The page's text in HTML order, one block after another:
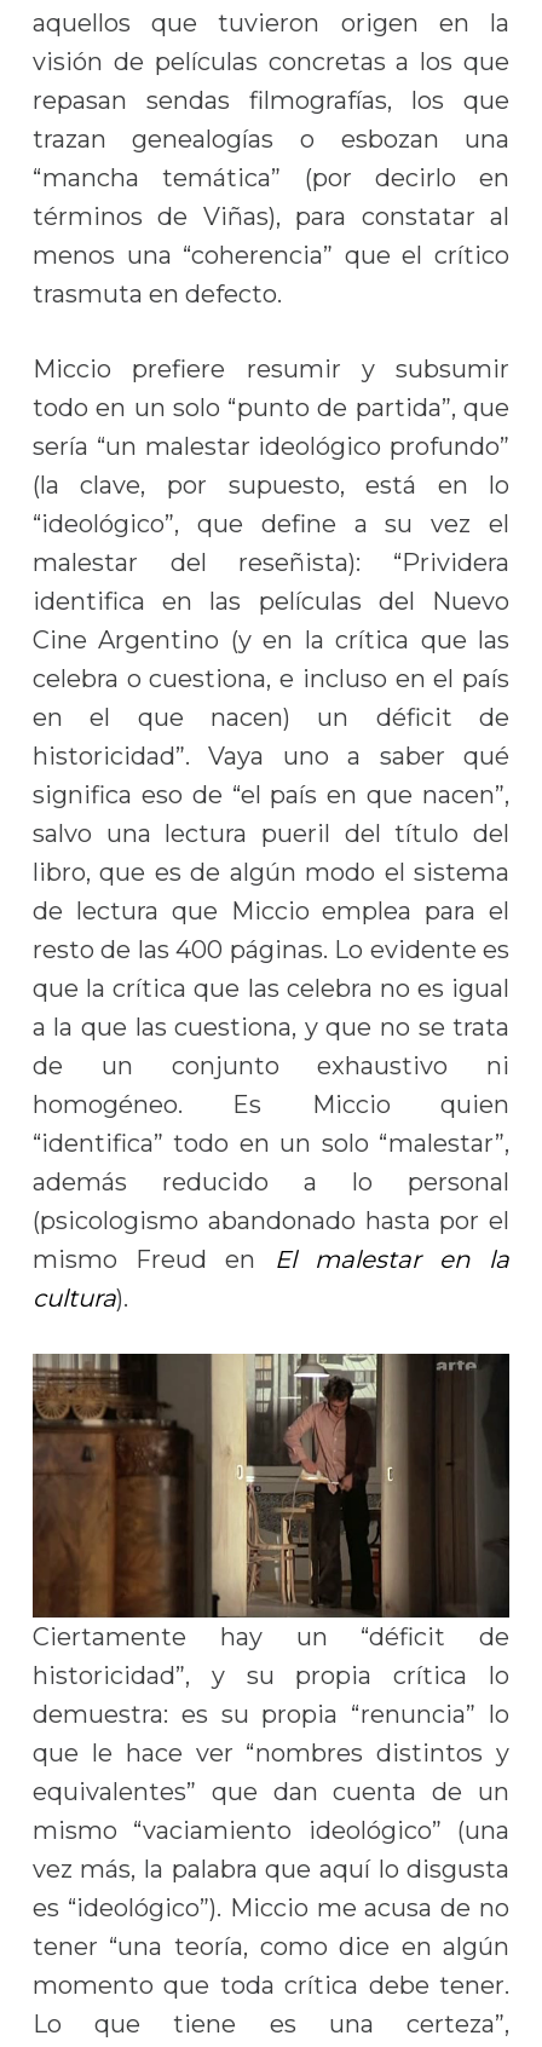
aquellos que tuvieron origen en la
visión de películas concretas a los que
repasan sendas filmografías, los que
trazan genealogías o esbozan una
“mancha temática” (por decirlo en
términos de Viñas), para constatar al
menos una “coherencia” que el crítico
trasmuta en defecto.
Miccio prefiere resumir y subsumir
todo en un solo “punto de partida”, que
sería “un malestar ideológico profundo”
(la clave, por supuesto, está en lo
“ideológico”, que define a su vez el
malestar del reseñista): “Prividera
identifica en las películas del Nuevo
Cine Argentino (y en la crítica que las
celebra o cuestiona, e incluso en el país
en el que nacen) un déficit de
historicidad”. Vaya uno a saber qué
significa eso de “el país en que nacen”,
salvo una lectura pueril del título del
libro, que es de algún modo el sistema
de lectura que Miccio emplea para el
resto de las 400 páginas. Lo evidente es
que la crítica que las celebra no es igual
a la que las cuestiona, y que no se trata
de un conjunto exhaustivo ni
homogéneo. Es Miccio quien
“identifica” todo en un solo “malestar”,
además reducido a lo personal
(psicologismo abandonado hasta por el
mismo Freud en
El malestar en la
cultura).
Ciertamente hay un “déficit de
historicidad”, y su propia crítica lo
demuestra: es su propia “renuncia” lo
que le hace ver “nombres distintos y
equivalentes” que dan cuenta de un
mismo “vaciamiento ideológico” (una
vez más, la palabra que aquí lo disgusta
es “ideológico”). Miccio me acusa de no
tener “una teoría, como dice en algún
momento que toda crítica debe tener.
Lo que tiene es una certeza”,